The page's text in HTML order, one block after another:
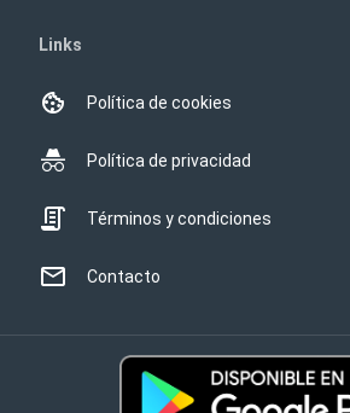
Links
Política de cookies
Política de privacidad
Términos y condiciones
Contacto